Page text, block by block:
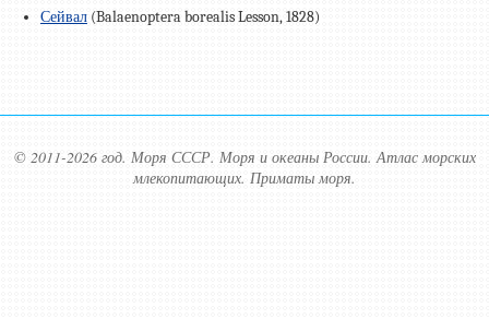
Сейвал(Balaenoptera borealis Lesson, 1828)
© 2011-2026 год. Моря СССР. Моря и океаны России. Атлас морских
млекопитающих. Приматы моря.